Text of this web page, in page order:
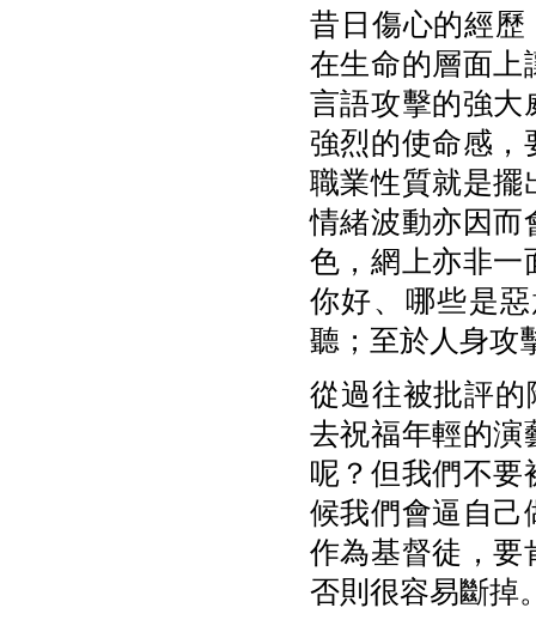
昔日傷心的經
在生命的層面上
言語攻擊的強大
強烈的使命感，
職業性質就是
情緒波動亦因而
色，網上亦非一
你好、哪些是
聽；至於人身攻
從過往被批評
去祝福年輕的演
呢？但我們不要
候我們會逼自己
作為基督徒，要
否則很容易斷掉